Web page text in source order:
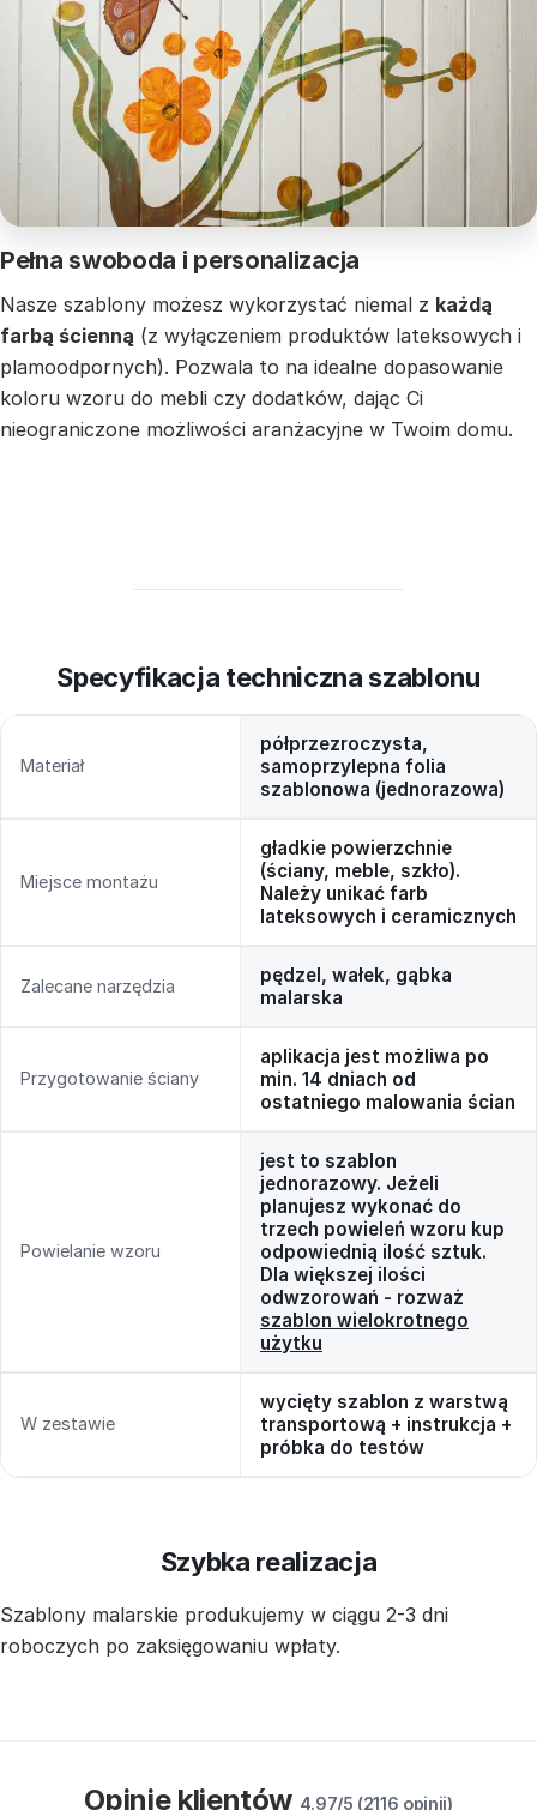
Pełna swoboda i personalizacja
Nasze szablony możesz wykorzystać niemal z każdą
farbą ścienną (z wyłączeniem produktów lateksowych i
plamoodpornych). Pozwala to na idealne dopasowanie
koloru wzoru do mebli czy dodatków, dając Ci
nieograniczone możliwości aranżacyjne w Twoim domu.
Specyfikacja techniczna szablonu
Materiał
półprzezroczysta,
samoprzylepna folia
szablonowa (jednorazowa)
Miejsce montażu
gładkie powierzchnie
(ściany, meble, szkło).
Należy unikać farb
lateksowych i ceramicznych
Zalecane narzędzia
pędzel, wałek, gąbka
malarska
Przygotowanie ściany
aplikacja jest możliwa po
min. 14 dniach od
ostatniego malowania ścian
Powielanie wzoru
jest to szablon
jednorazowy. Jeżeli
planujesz wykonać do
trzech powieleń wzoru kup
odpowiednią ilość sztuk.
Dla większej ilości
odwzorowań - rozważ
szablon wielokrotnego
użytku
W zestawie
wycięty szablon z warstwą
transportową + instrukcja +
próbka do testów
Szybka realizacja
Szablony malarskie produkujemy w ciągu 2-3 dni
roboczych po zaksięgowaniu wpłaty.
Opinie klientów 4.97/5 (2116 opinii)